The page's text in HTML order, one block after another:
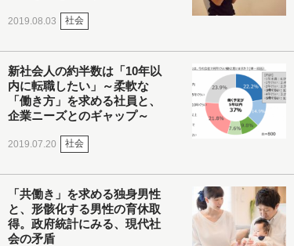
2019.08.03 社会
新社会人の約半数は「10年以
内に転職したい」～柔軟な
「働き方」を求める社員と、
企業ニーズとのギャップ～
2019.07.20 社会
「共働き」を求める独身男性
と、形骸化する男性の育休取
得。政府統計にみる、現代社
会の矛盾